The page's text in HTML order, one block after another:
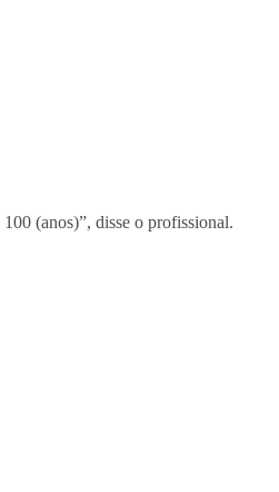
(anos)”, disse o profissional.